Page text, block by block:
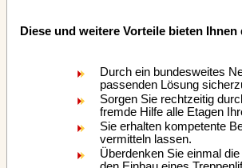
Diese und weitere Vorteile bieten
Durch ein bundesweites
passenden Lösung
Sorgen Sie rechtzeitig
fremde Hilfe alle Etagen
Sie erhalten kompetente
vermitteln lassen.
Überdenken Sie einmal